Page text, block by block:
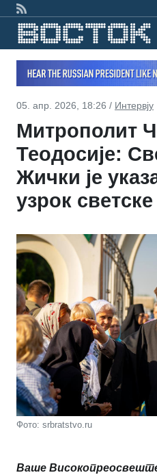
05. апр. 2026, 18:26 / Интервју
Митрополит
Теодосије:
Жички је
узрок
Фото: srbratstvo.ru
Ваше